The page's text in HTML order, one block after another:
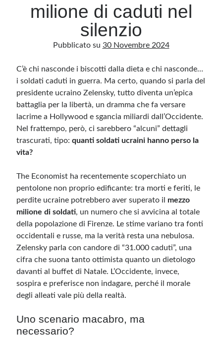
Categorie
Categorie
Questo blog non rappresenta una testata giornalistica, in quanto viene aggiornato
senza alcuna periodicità. Non può pertanto considerarsi un prodotto editoriale ai
sensi della legge n· 62 del 7.03.2001. L’autore non è responsabile di quanto
razzisti o che contengano dati personali non conformi al rispetto delle norme sulla
privacy. Alcune immagini inserite in questo blog sono tratte da Internet e, pertanto,
considerate di pubblico dominio. Qualora la loro pubblicazione violasse eventuali
immediatamente rimosse. L’autore del blog non è responsabile dei siti collegati
Meta
Feed dei commenti
WordPress.org
milione di caduti nel
silenzio
Pubblicato su 30 Novembre 2024
C’è chi nasconde i biscotti dalla dieta e chi nasconde…
i soldati caduti in guerra. Ma certo, quando si parla del
presidente ucraino Zelensky, tutto diventa un’epica
battaglia per la libertà, un dramma che fa versare
lacrime a Hollywood e sgancia miliardi dall’Occidente.
Nel frattempo, però, ci sarebbero “alcuni” dettagli
trascurati, tipo:quanti soldati ucraini hanno perso la
vita?
The Economist ha recentemente scoperchiato un
pentolone non proprio edificante: tra morti e feriti, le
perdite ucraine potrebbero aver superato il mezzo
milione di soldati, un numero che si avvicina al totale
della popolazione di Firenze. Le stime variano tra fonti
occidentali e russe, ma la verità resta una nebulosa.
Zelensky parla con candore di “31.000 caduti”, una
cifra che suona tanto ottimista quanto un dietologo
davanti al buffet di Natale. L’Occidente, invece,
sospira e preferisce non indagare, perché il morale
degli alleati vale più della realtà.
Uno scenario macabro, ma
necessario?